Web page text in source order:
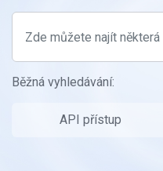
Běžná vyhledávání:
API přístup